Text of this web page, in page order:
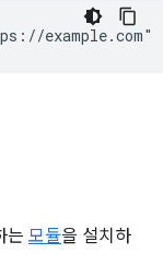
는 모듈을 설치하